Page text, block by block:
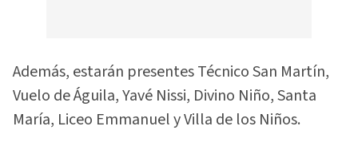
Además, estarán presentes Técnico San Martín,
Vuelo de Águila, Yavé Nissi, Divino Niño, Santa
María, Liceo Emmanuel y Villa de los Niños.